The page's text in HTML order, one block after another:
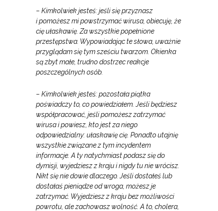
– Kimkolwiek jesteś: jeśli się przyznasz
i pomożesz mi powstrzymać wirusa, obiecuję, że
cię ułaskawię. Za wszystkie popełnione
przestępstwa. Wypowiadając te słowa, uważnie
przyglądam się tym sześciu twarzom. Okienka
są zbyt małe, trudno dostrzec reakcje
poszczególnych osób.
– Kimkolwiek jesteś: pozostała piątka
poświadczy to, co powiedziałem. Jeśli będziesz
współpracować, jeśli pomożesz zatrzymać
wirusa i powiesz, kto jest za niego
odpowiedzialny: ułaskawię cię. Ponadto utajnię
wszystkie związane z tym incydentem
informacje. A ty natychmiast podasz się do
dymisji, wyjedziesz z kraju i nigdy tu nie wrócisz.
Nikt się nie dowie dlaczego. Jeśli dostałeś lub
dostałaś pieniądze od wroga, możesz je
zatrzymać. Wyjedziesz z kraju bez możliwości
powrotu, ale zachowasz wolność. A to, cholera,